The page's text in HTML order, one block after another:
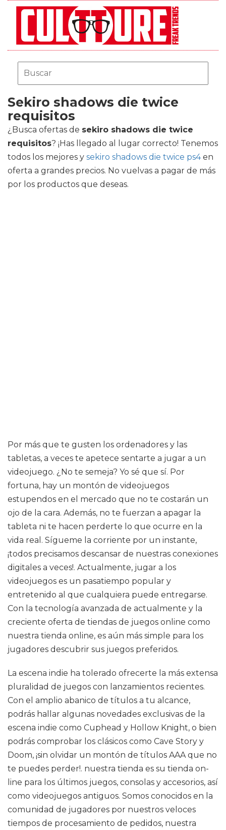
Sekiro shadows die twice
requisitos
¿Busca ofertas de sekiro shadows die twice
requisitos? ¡Has llegado al lugar correcto! Tenemos
todos los mejores y sekiro shadows die twice ps4en
oferta a grandes precios. No vuelvas a pagar de más
por los productos que deseas.
Por más que te gusten los ordenadores y las
tabletas, a veces te apetece sentarte a jugar a un
videojuego. ¿No te semeja? Yo sé que sí. Por
fortuna, hay un montón de videojuegos
estupendos en el mercado que no te costarán un
ojo de la cara. Además, no te fuerzan a apagar la
tableta ni te hacen perderte lo que ocurre en la
vida real. Sígueme la corriente por un instante,
¡todos precisamos descansar de nuestras conexiones
digitales a veces!. Actualmente, jugar a los
videojuegos es un pasatiempo popular y
entretenido al que cualquiera puede entregarse.
Con la tecnología avanzada de actualmente y la
creciente oferta de tiendas de juegos online como
nuestra tienda online, es aún más simple para los
jugadores descubrir sus juegos preferidos.
La escena indie ha tolerado ofrecerte la más extensa
pluralidad de juegos con lanzamientos recientes.
Con el amplio abanico de títulos a tu alcance,
podrás hallar algunas novedades exclusivas de la
escena indie como Cuphead y Hollow Knight, o bien
podrás comprobar los clásicos como Cave Story y
Doom, ¡sin olvidar un montón de títulos AAA que no
te puedes perder!. nuestra tienda es su tienda on-
line para los últimos juegos, consolas y accesorios, así
como videojuegos antiguos. Somos conocidos en la
comunidad de jugadores por nuestros veloces
tiempos de procesamiento de pedidos, nuestra